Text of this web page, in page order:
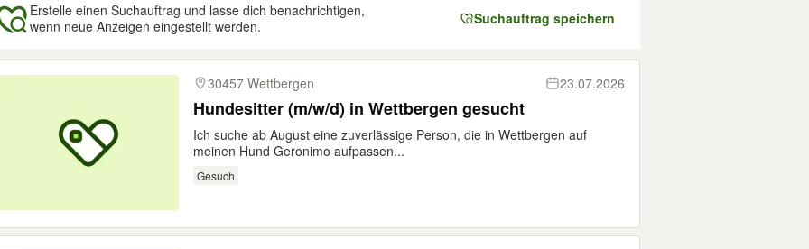
Erstelle einen Suchauftrag und lasse dich benachrichtigen,
wenn neue Anzeigen eingestellt werden.
Suchauftrag speichern
30457 Wettbergen
23.07.2026
Hundesitter (m/w/d) in Wettbergen gesucht
Ich suche ab August eine zuverlässige Person, die in Wettbergen auf
meinen Hund Geronimo aufpassen...
Gesuch